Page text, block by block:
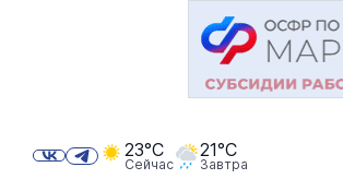
23°C
Сейчас
21°C
Завтра